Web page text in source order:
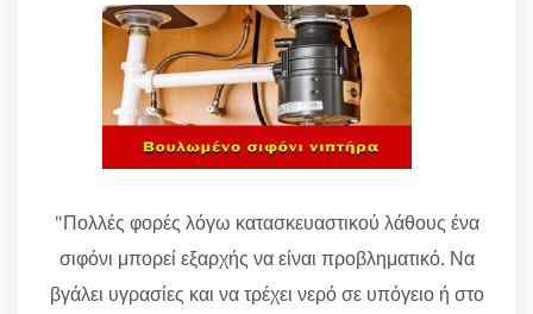
"Πολλές φορές λόγω κατασκευαστικού λάθους ένα
σιφόνι μπορεί εξαρχής να είναι προβληματικό. Να
βγάλει υγρασίες και να τρέχει νερό σε υπόγειο ή στο